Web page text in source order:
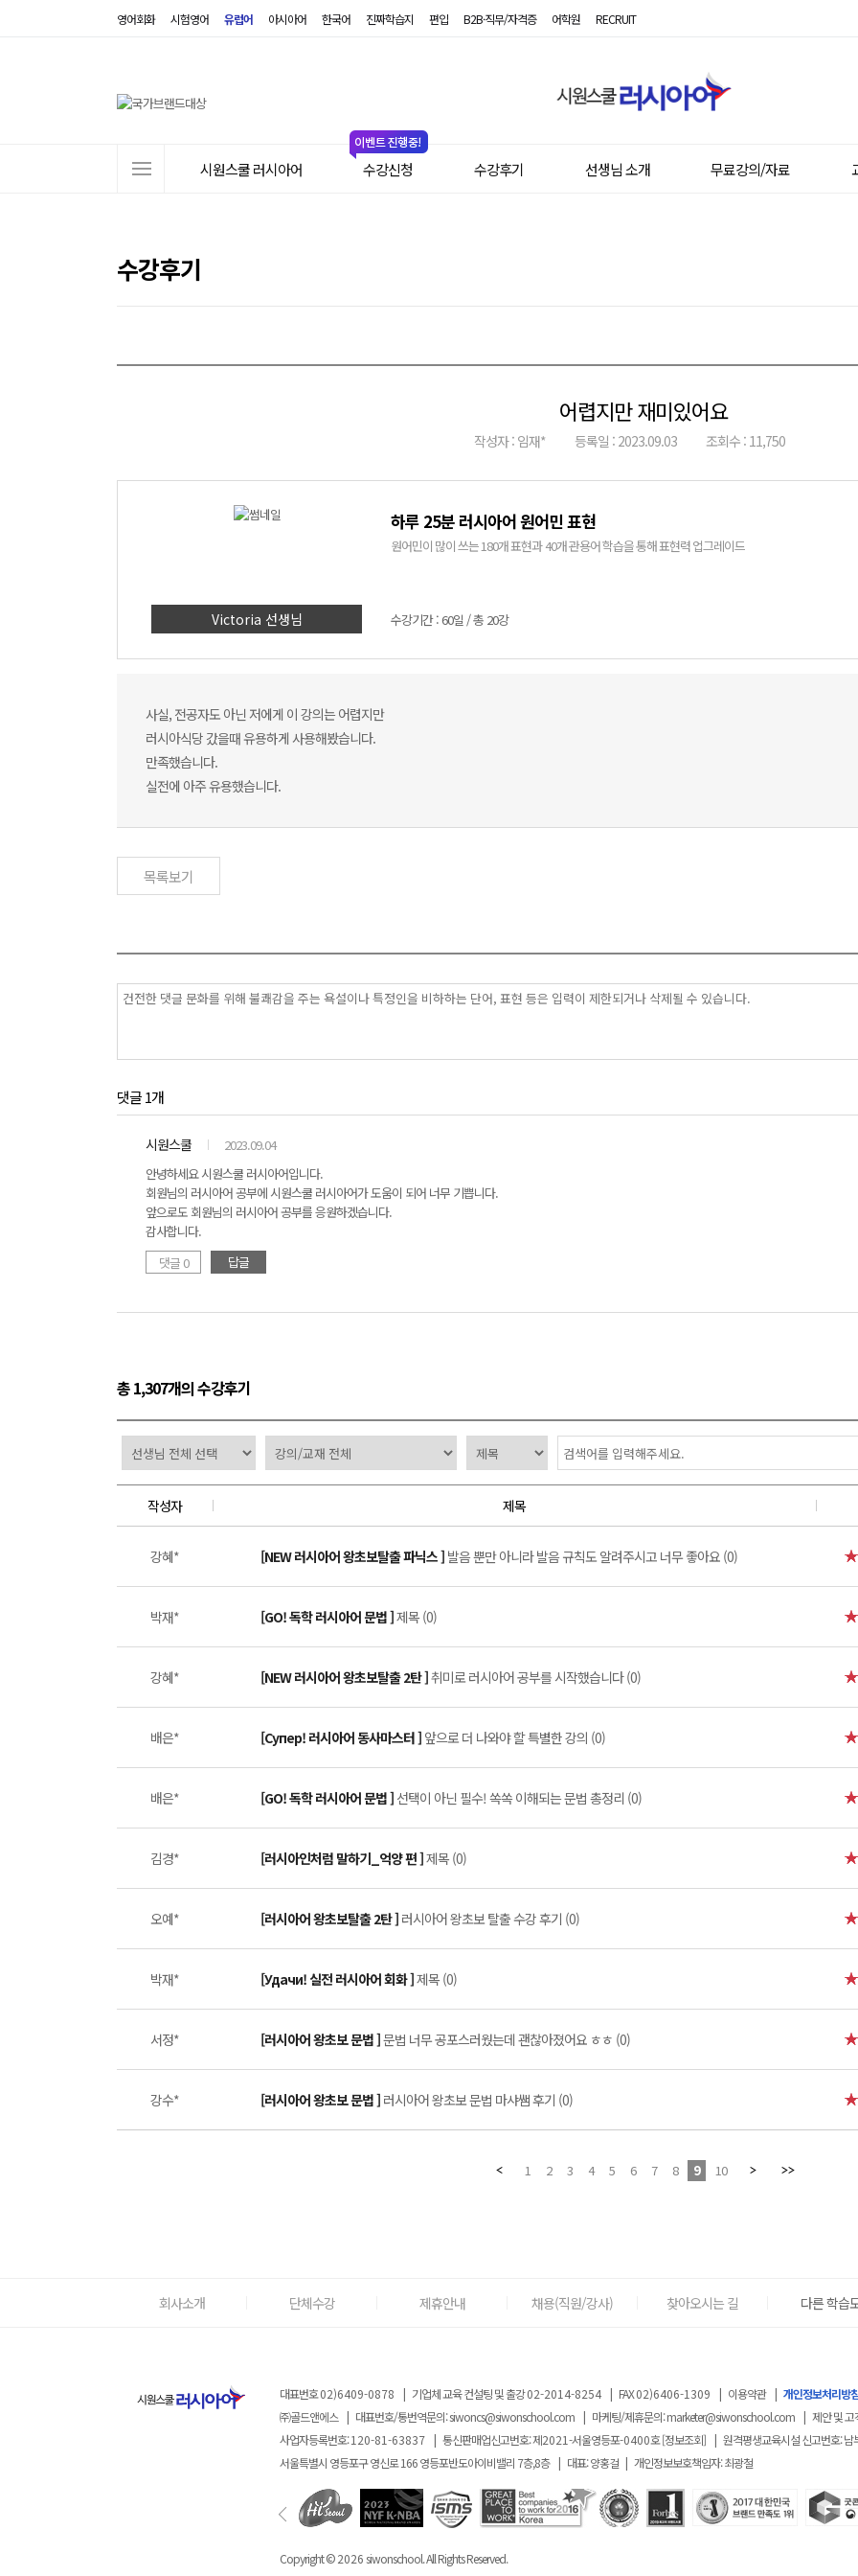
영어회화 시험영어 유럽어 아시아어 한국어 진짜학습지 편입 B2B·직무/자격증 어학원 RECRUIT
시원스쿨 러시아어 수강신청 수강후기 선생님 소개 무료강의/자료
수강후기
어렵지만 재미있어요
작성자 : 임재* 등록일 : 2023.09.03 조회수 : 11,750
Victoria 선생님
하루 25분 러시아어 원어민 표현
원어민이 많이 쓰는 180개 표현과 40개 관용어 학습을 통해 표현력 업그레이드
수강기간 : 60일 / 총 20강
사실, 전공자도 아닌 저에게 이 강의는 어렵지만
러시아식당 갔을때 유용하게 사용해봤습니다.
만족했습니다.
실전에 아주 유용했습니다.
목록보기
댓글 1개
시원스쿨
2023.09.04
안녕하세요 시원스쿨 러시아어입니다.
회원님의 러시아어 공부에 시원스쿨 러시아어가 도움이 되어 너무 기쁩니다.
앞으로도 회원님의 러시아어 공부를 응원하겠습니다.
감사합니다.
댓글 0
답글
총 1,307개의 수강후기
작성자 제목
강혜* [NEW 러시아어 왕초보탈출 파닉스 ] 발음 뿐만 아니라 발음 규칙도 알려주시고 너무 좋아요 (0)
박재* [GO! 독학 러시아어 문법 ]제목 (0)
강혜* [NEW 러시아어 왕초보탈출 2탄 ]취미로 러시아어 공부를 시작했습니다 (0)
배은* [Супер! 러시아어 동사마스터 ] 앞으로 더 나와야 할 특별한 강의 (0)
배은* [GO! 독학 러시아어 문법 ] 선택이 아닌 필수! 쏙쏙 이해되는 문법 총정리 (0)
김경* [러시아인처럼 말하기_억양 편 ]제목 (0)
오예* [러시아어 왕초보탈출 2탄 ] 러시아어 왕초보 탈출 수강 후기 (0)
박재* [Удачи! 실전 러시아어 회화 ]제목 (0)
서정* [러시아어 왕초보 문법 ]문법 너무 공포스러웠는데 괜찮아졌어요 ㅎㅎ (0)
강수* [러시아어 왕초보 문법 ] 러시아어 왕초보 문법 마샤쌤 후기 (0)
1 2 3 4 5 6 7 8 9 10
회사소개 단체수강 제휴안내 채용(직원/강사) 찾아오시는 길 다른 학습
대표번호02)6409-0878 | 기업체 교육 컨설팅 및 출강02-2014-8254 | FAX02)6406-1309 | 이용약관 | 개인정보처리방
㈜골드앤에스 | 대표번호/통번역문의:siwoncs@siwonschool.com | 마케팅/제휴문의:marketer@siwonschool.com | 제안 및
사업자등록번호:120-81-63837 | 통신판매업신고번호: 제2021-서울영등포-0400호[정보조회] | 원격평생교육시설 신고번호: 남
서울특별시 영등포구 영신로 166 영등포반도아이비밸리 7층,8층 | 대표: 양홍걸 | 개인정보보호책임자: 최광철
Copyright ©2026siwonschool. All Rights Reserved.